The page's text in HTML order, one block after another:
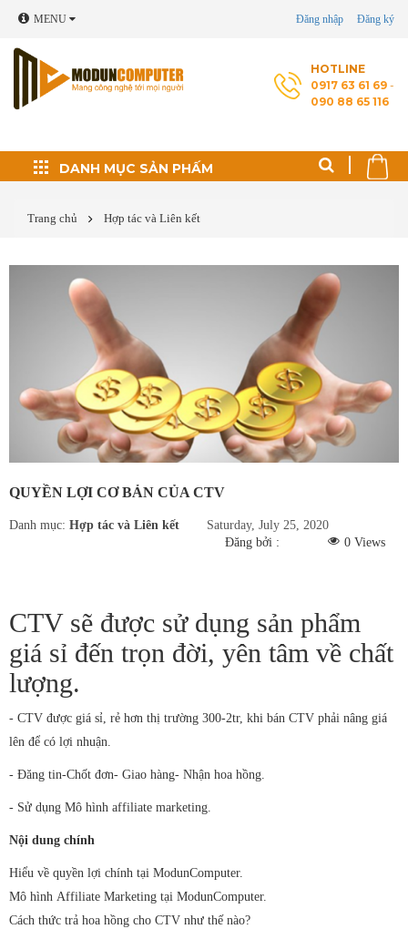
MENU
Thủ thuật máy tính
mềm theo yêu cầu
Cứu dữ liệu - Phục
Sửa laptop
Hàn bản lề laptop
Sửa màn hình LCD
Sửa mainboard
Sửa PC
Sửa máy tính tại nhà
Thay bàn phím
laptop
Thay pin laptop
Vệ sinh laptop, PC
Đăng ký
Đăng nhập
HOTLINE
0917 63 61 69 -
090 88 65 116
DANH MỤC SẢN PHẤM
Trang chủ Hợp tác và Liên kết
QUYỀN LỢI CƠ BẢN CỦA CTV
Danh mục: Hợp tác và Liên kết
Saturday, July 25, 2020
Đăng bởi :
0 Views
CTV sẽ được sử dụng sản phẩm
giá sỉ đến trọn đời, yên tâm về chất
lượng.
- CTV được giá sỉ, rẻ hơn thị trường 300-2tr, khi bán CTV phải nâng giá
lên để có lợi nhuận.
- Đăng tin-Chốt đơn- Giao hàng- Nhận hoa hồng.
- Sử dụng Mô hình affiliate marketing.
Nội dung chính
Hiểu về quyền lợi chính tại ModunComputer.
Mô hình Affiliate Marketing tại ModunComputer.
Cách thức trả hoa hồng cho CTV như thế nào?